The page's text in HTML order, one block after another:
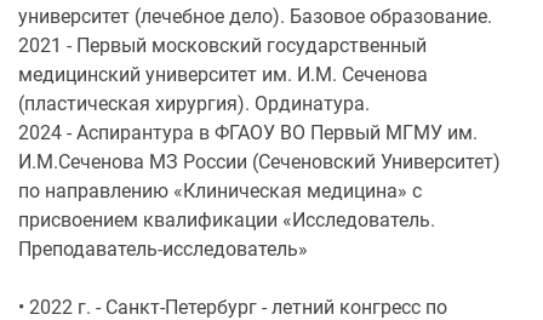
университет (лечебное дело). Базовое образование.
2021 - Первый московский государственный
медицинский университет им. И.М. Сеченова
(пластическая хирургия). Ординатура.
2024 - Аспирантура в ФГАОУ ВО Первый МГМУ им.
И.М.Сеченова МЗ России (Сеченовский Университет)
по направлению «Клиническая медицина» с
присвоением квалификации «Исследователь.
Преподаватель-исследователь»
• 2022 г. - Санкт-Петербург - летний конгресс по